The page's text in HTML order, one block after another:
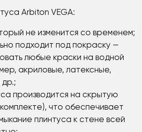
Arbiton VЕGА:
не изменится со временем;
подходит под покраску —
любые краски на водной
акриловые, латексные,
производится на скрытую
что обеспечивает
плинтуса к стене всей